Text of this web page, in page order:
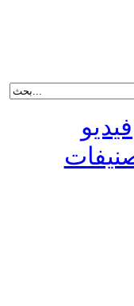
فيديو